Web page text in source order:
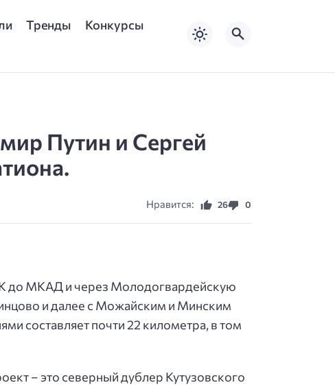
Тренды
Конкурсы
Путин и Сергей
Нравится: 26 0
до МКАД и через Молодогвардейскую
и далее с Можайским и Минским
составляет почти 22 километра, в том
– это северный дублер Кутузовского